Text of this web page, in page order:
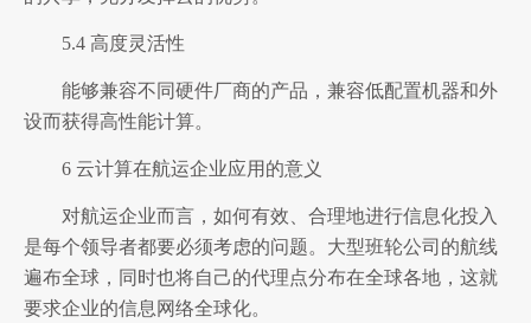
5.4 高度灵活性
能够兼容不同硬件厂商的产品，兼容低配置机器和外
设而获得高性能计算。
6 云计算在航运企业应用的意义
对航运企业而言，如何有效、合理地进行信息化投入
是每个领导者都要必须考虑的问题。大型班轮公司的航线
遍布全球，同时也将自己的代理点分布在全球各地，这就
要求企业的信息网络全球化。